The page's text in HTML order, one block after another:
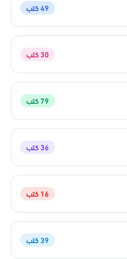
49 كتب
30 كتب
79 كتب
36 كتب
16 كتب
39 كتب